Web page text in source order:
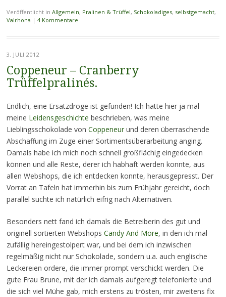
Veröffentlicht in Allgemein, Pralinen & Trüffel, Schokoladiges, selbstgemacht,
Valrhona | 4 Kommentare
3. JULI 2012
Coppeneur – Cranberry
Trüffelpralinés.
Endlich, eine Ersatzdroge ist gefunden! Ich hatte hier ja mal
meine Leidensgeschichte beschrieben, was meine
Lieblingsschokolade von Coppeneurund deren überraschende
Abschaffung im Zuge einer Sortimentsüberarbeitung anging.
Damals habe ich mich noch schnell großflächig eingedecken
können und alle Reste, derer ich habhaft werden konnte, aus
allen Webshops, die ich entdecken konnte, herausgepresst. Der
Vorrat an Tafeln hat immerhin bis zum Frühjahr gereicht, doch
parallel suchte ich natürlich eifrig nach Alternativen.
Besonders nett fand ich damals die Betreiberin des gut und
originell sortierten Webshops Candy And More, in den ich mal
zufällig hereingestolpert war, und bei dem ich inzwischen
regelmäßig nicht nur Schokolade, sondern u.a. auch englische
Leckereien ordere, die immer prompt verschickt werden. Die
gute Frau Brune, mit der ich damals aufgeregt telefonierte und
die sich viel Mühe gab, mich erstens zu trösten, mir zweitens fix